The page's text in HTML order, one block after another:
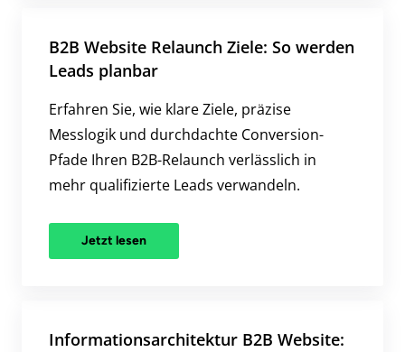
B2B Website Relaunch Ziele: So werden
Leads planbar
Erfahren Sie, wie klare Ziele, präzise
Messlogik und durchdachte Conversion-
Pfade Ihren B2B-Relaunch verlässlich in
mehr qualifizierte Leads verwandeln.
Jetzt lesen
Informationsarchitektur B2B Website: